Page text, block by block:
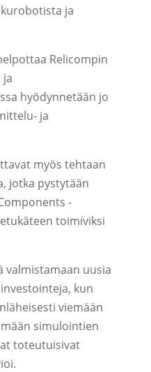
ja
Relicompin
ja
hyödynnetään jo
ja
myös tehtaan
jotka pystytään
-
toimiviksi
valmistamaan uusia
kun
viemään
simulointien
toteutuisivat